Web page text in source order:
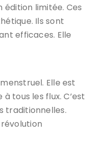
édition limitée. Ces
Ils sont
efficaces. Elle
Elle est
tous les flux. C’est
traditionnelles.